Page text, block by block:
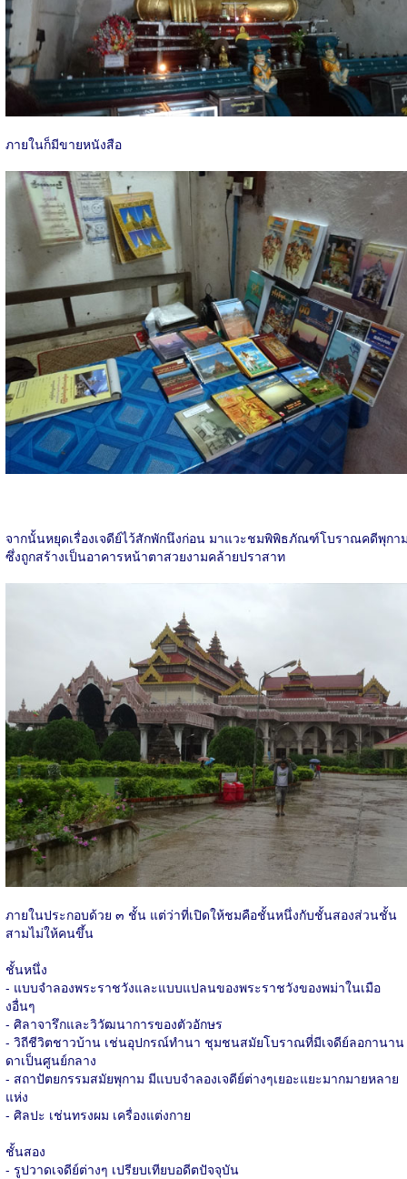
ภายในก็มีขายหนังสือ
จากนั้นหยุดเรื่องเจดีย์ไว้สักพักนึงก่อน มาแวะชมพิพิธภัณฑ์โบราณคดีพุกา
ซึ่งถูกสร้างเป็นอาคารหน้าตาสวยงามคล้ายปราสาท
ภายในประกอบด้วย ๓ ชั้น แต่ว่าที่เปิดให้ชมคือชั้นหนึ่งกับชั้นสองส่วนชั้น
สามไม่ให้คนขึ้น
ชั้นหนึ่ง
- แบบจำลองพระราชวังและแบบแปลนของพระราชวังของพม่าในเมือ
งอื่นๆ
- ศิลาจารึกและวิวัฒนาการของตัวอักษร
- วิถีชีวิตชาวบ้าน เช่นอุปกรณ์ทำนา ชุมชนสมัยโบราณที่มีเจดีย์ลอกานาน
ดาเป็นศูนย์กลาง
- สถาปัตยกรรมสมัยพุกาม มีแบบจำลองเจดีย์ต่างๆเยอะแยะมากมายหลาย
แห่ง
- ศิลปะ เช่นทรงผม เครื่องแต่งกาย
ชั้นสอง
- รูปวาดเจดีย์ต่างๆ เปรียบเทียบอดีตปัจจุบัน